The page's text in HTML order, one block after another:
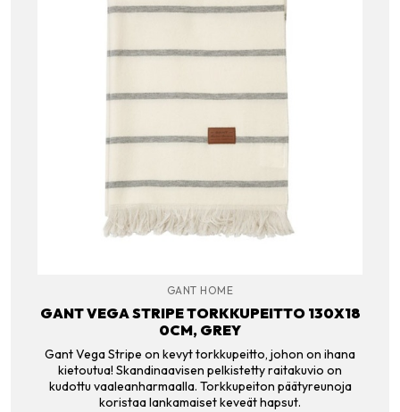
GANT HOME
GANT VEGA STRIPE TORKKUPEITTO 130X18
0CM, GREY
Gant Vega Stripe on kevyt torkkupeitto, johon on ihana
kietoutua! Skandinaavisen pelkistetty raitakuvio on
kudottu vaaleanharmaalla. Torkkupeiton päätyreunoja
koristaa lankamaiset keveät hapsut.